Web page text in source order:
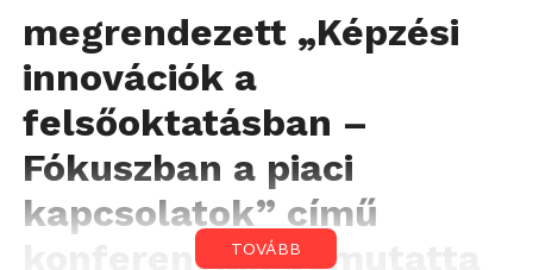
megrendezett „Képzési
innovációk a
felsőoktatásban –
Fókuszban a piaci
kapcsolatok” című
konferencián bemutatta
TOVÁBB